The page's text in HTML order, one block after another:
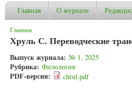
Главная О журнале
Вы здесь
Главная
Хруль С. Переводческие
Выпуск журнала: № 1, 2025
Рубрика: Филология
PDF-версия: chrul.pdf